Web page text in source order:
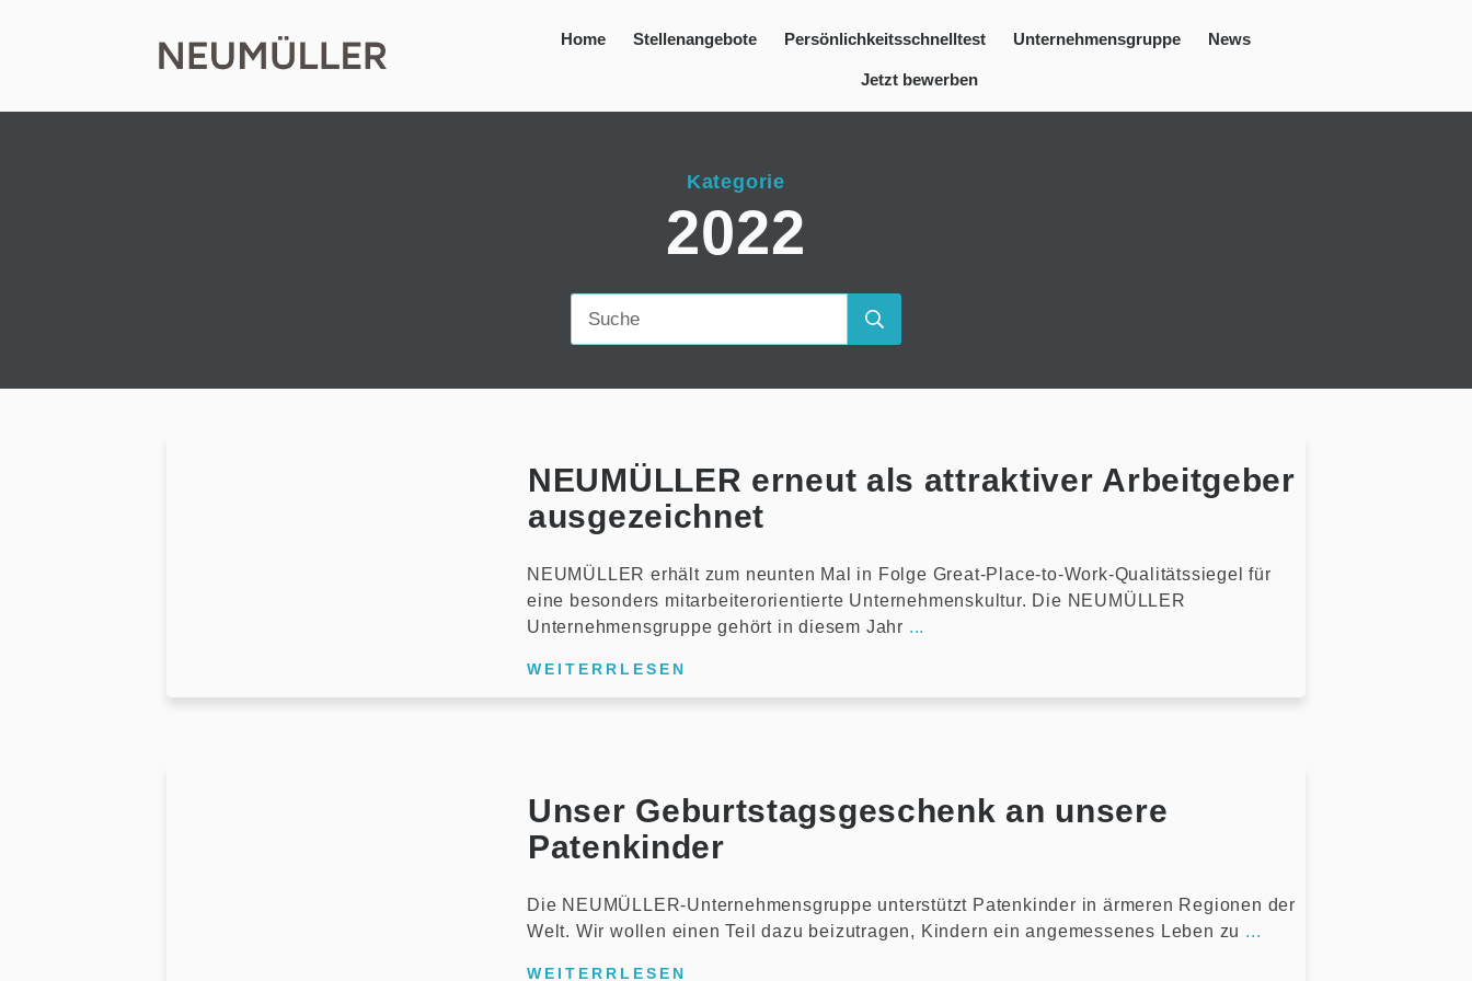
Home Stellenangebote Persönlichkeitsschnelltest Unternehmensgruppe News
Jetzt bewerben
Kategorie
2022
NEUMÜLLER erneut als attraktiver Arbeitgeber
ausgezeichnet
NEUMÜLLER erhält zum neunten Mal in Folge Great-Place-to-Work-Qualitätssiegel für
eine besonders mitarbeiterorientierte Unternehmenskultur. Die NEUMÜLLER
Unternehmensgruppe gehört in diesem Jahr ...
WEITERRLESEN
Unser Geburtstagsgeschenk an unsere
Patenkinder
Die NEUMÜLLER-Unternehmensgruppe unterstützt Patenkinder in ärmeren Regionen der
Welt. Wir wollen einen Teil dazu beizutragen, Kindern ein angemessenes Leben zu ...
WEITERRLESEN